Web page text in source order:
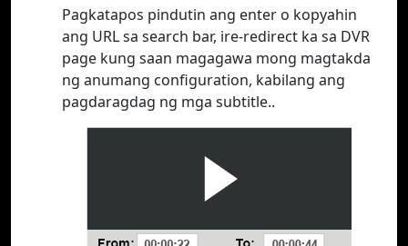
Pagkatapos pindutin ang enter o kopyahin
ang URL sa search bar, ire-redirect ka sa DVR
page kung saan magagawa mong magtakda
ng anumang configuration, kabilang ang
pagdaragdag ng mga subtitle..